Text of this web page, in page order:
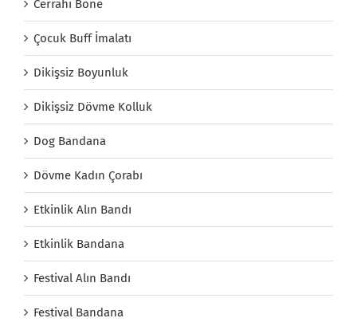
Cerrahi Bone
Çocuk Buff İmalatı
Dikişsiz Boyunluk
Dikişsiz Dövme Kolluk
Dog Bandana
Dövme Kadın Çorabı
Etkinlik Alın Bandı
Etkinlik Bandana
Festival Alın Bandı
Festival Bandana